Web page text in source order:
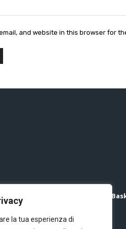
la tua esperienza di
and website in this browser for